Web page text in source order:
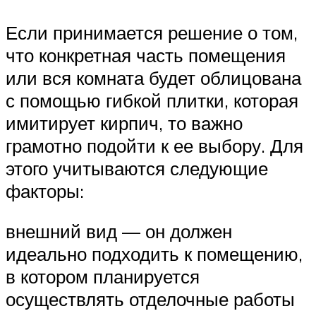
Если принимается решение о том,
что конкретная часть помещения
или вся комната будет облицована
с помощью гибкой плитки, которая
имитирует кирпич, то важно
грамотно подойти к ее выбору. Для
этого учитываются следующие
факторы:
внешний вид — он должен
идеально подходить к помещению,
в котором планируется
осуществлять отделочные работы